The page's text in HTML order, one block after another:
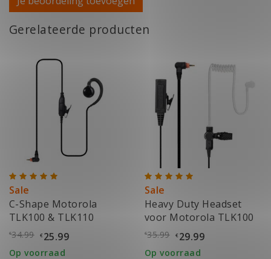
Gerelateerde producten
Sale
C-Shape Motorola
TLK100 & TLK110
€34.99 €25.99
Op voorraad
Sale
Heavy Duty Headset
voor Motorola TLK100
& TLK110
€35.99 €29.99
Op voorraad